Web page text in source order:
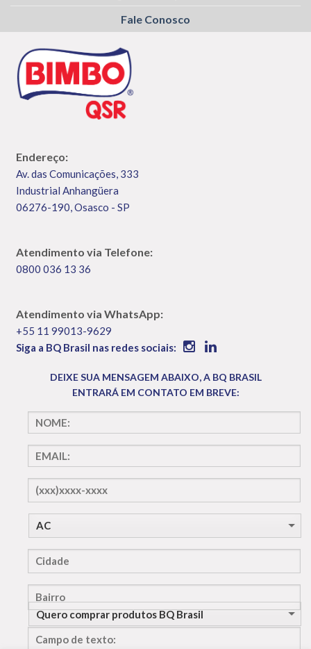
Fale Conosco
Endereço:
Av. das Comunicações, 333
Industrial Anhangüera
06276-190, Osasco - SP
Atendimento via Telefone:
0800 036 13 36
Atendimento via WhatsApp:
+55 11 99013-9629
Siga a BQ Brasil nas redes sociais:
DEIXE SUA MENSAGEM ABAIXO, A BQ BRASIL
ENTRARÁ EM CONTATO EM BREVE:
NOME:
EMAIL:
(xxx)xxxx-
xxxx
Cidade
Bairro
Selecione
o assunto
Campo
de